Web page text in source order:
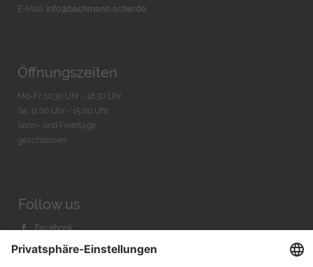
E-Mail: info@bachmann-scher.de
Öffnungszeiten
Mo-Fr. 10:30 Uhr - 18:30 Uhr
Sa. 11:00 Uhr - 15.00 Uhr
Sonn- und Feiertage
geschlossen
Follow us
Facebook
Instagram
Youtube